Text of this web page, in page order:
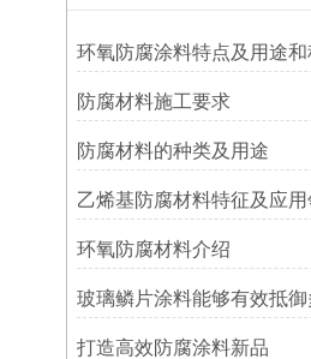
环氧防腐涂料特点及用途
防腐材料施工要求
防腐材料的种类及用途
乙烯基防腐材料特征及应
环氧防腐材料介绍
打造高效防腐涂料新品